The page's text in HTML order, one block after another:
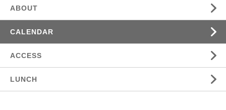
ABOUT
CALENDAR
ACCESS
LUNCH